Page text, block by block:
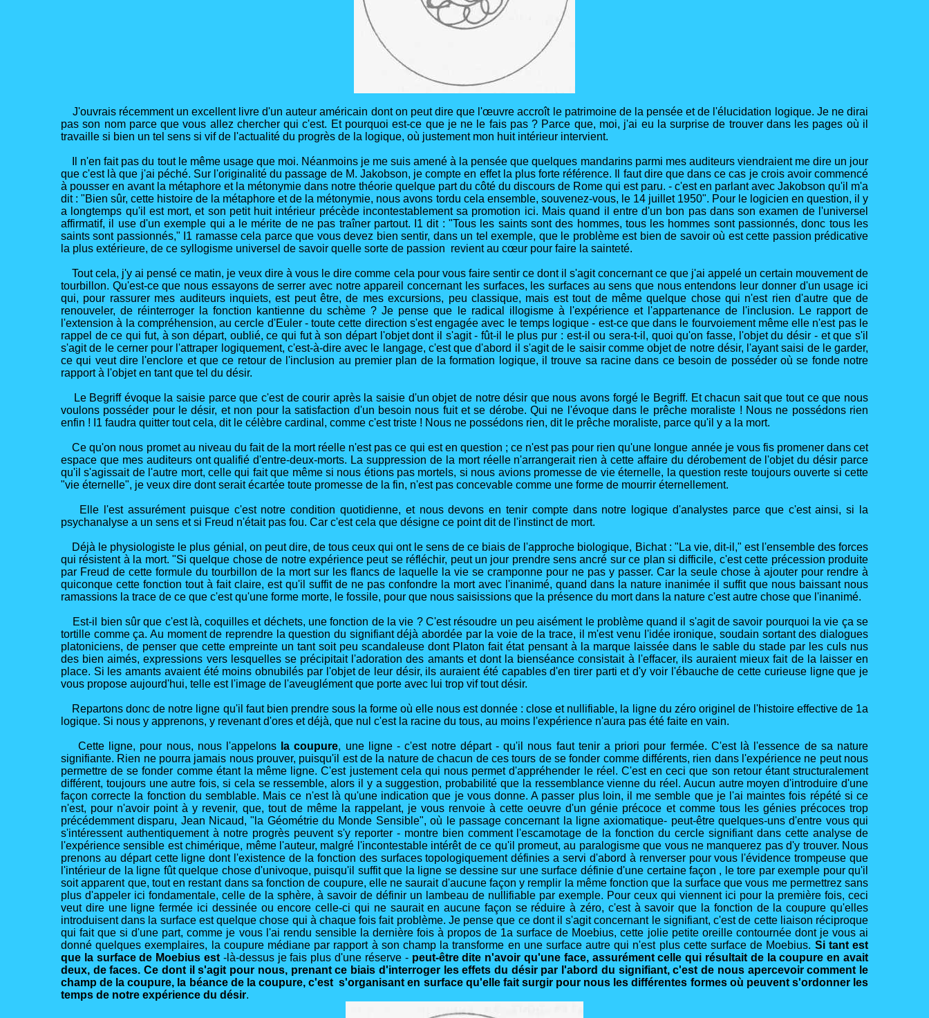
J'ouvrais récemment un excellent livre d'un auteur américain dont on peut dire que l'œuvre accroît le patrimoine de la pensée et de l'élucidation logique. Je ne dirai
pas son nom parce que vous allez chercher qui c'est. Et pourquoi est-ce que je ne le fais pas ? Parce que, moi, j'ai eu la surprise de trouver dans les pages où il
travaille si bien un tel sens si vif de l'actualité du progrès de la logique, où justement mon huit intérieur intervient.
Il n'en fait pas du tout le même usage que moi. Néanmoins je me suis amené à la pensée que quelques mandarins parmi mes auditeurs viendraient me dire un jour
que c'est là que j'ai péché. Sur l'originalité du passage de M. Jakobson, je compte en effet la plus forte référence. Il faut dire que dans ce cas je crois avoir commencé
à pousser en avant la métaphore et la métonymie dans notre théorie quelque part du côté du discours de Rome qui est paru. - c'est en parlant avec Jakobson qu'il m'a
dit : "Bien sûr, cette histoire de la métaphore et de la métonymie, nous avons tordu cela ensemble, souvenez-vous, le 14 juillet 1950". Pour le logicien en question, il y
a longtemps qu'il est mort, et son petit huit intérieur précède incontestablement sa promotion ici. Mais quand il entre d'un bon pas dans son examen de l'universel
affirmatif, il use d'un exemple qui a le mérite de ne pas traîner partout. I1 dit : "Tous les saints sont des hommes, tous les hommes sont passionnés, donc tous les
saints sont passionnés," I1 ramasse cela parce que vous devez bien sentir, dans un tel exemple, que le problème est bien de savoir où est cette passion prédicative
la plus extérieure, de ce syllogisme universel de savoir quelle sorte de passion revient au cœur pour faire la sainteté.
Tout cela, j'y ai pensé ce matin, je veux dire à vous le dire comme cela pour vous faire sentir ce dont il s'agit concernant ce que j'ai appelé un certain mouvement de
tourbillon. Qu'est-ce que nous essayons de serrer avec notre appareil concernant les surfaces, les surfaces au sens que nous entendons leur donner d'un usage ici
qui, pour rassurer mes auditeurs inquiets, est peut être, de mes excursions, peu classique, mais est tout de même quelque chose qui n'est rien d'autre que de
renouveler, de réinterroger la fonction kantienne du schème ? Je pense que le radical illogisme à l'expérience et l'appartenance de l'inclusion. Le rapport de
l'extension à la compréhension, au cercle d'Euler - toute cette direction s'est engagée avec le temps logique - est-ce que dans le fourvoiement même elle n'est pas le
rappel de ce qui fut, à son départ, oublié, ce qui fut à son départ l'objet dont il s'agit - fût-il le plus pur : est-il ou sera-t-il, quoi qu'on fasse, l'objet du désir - et que s'il
s'agit de le cerner pour l'attraper logiquement, c'est-à-dire avec le langage, c'est que d'abord il s'agit de le saisir comme objet de notre désir, l'ayant saisi de le garder,
ce qui veut dire l'enclore et que ce retour de l'inclusion au premier plan de la formation logique, il trouve sa racine dans ce besoin de posséder où se fonde notre
rapport à l'objet en tant que tel du désir.
Le Begriff évoque la saisie parce que c'est de courir après la saisie d'un objet de notre désir que nous avons forgé le Begriff. Et chacun sait que tout ce que nous
voulons posséder pour le désir, et non pour la satisfaction d'un besoin nous fuit et se dérobe. Qui ne l'évoque dans le prêche moraliste ! Nous ne possédons rien
enfin ! I1 faudra quitter tout cela, dit le célèbre cardinal, comme c'est triste ! Nous ne possédons rien, dit le prêche moraliste, parce qu'il y a la mort.
Ce qu'on nous promet au niveau du fait de la mort réelle n'est pas ce qui est en question ; ce n'est pas pour rien qu'une longue année je vous fis promener dans cet
espace que mes auditeurs ont qualifié d'entre-deux-morts. La suppression de la mort réelle n'arrangerait rien à cette affaire du dérobement de l'objet du désir parce
qu'il s'agissait de l'autre mort, celle qui fait que même si nous étions pas mortels, si nous avions promesse de vie éternelle, la question reste toujours ouverte si cette
"vie éternelle", je veux dire dont serait écartée toute promesse de la fin, n'est pas concevable comme une forme de mourrir éternellement.
Elle l'est assurément puisque c'est notre condition quotidienne, et nous devons en tenir compte dans notre logique d'analystes parce que c'est ainsi, si la
psychanalyse a un sens et si Freud n'était pas fou. Car c'est cela que désigne ce point dit de l'instinct de mort.
Déjà le physiologiste le plus génial, on peut dire, de tous ceux qui ont le sens de ce biais de l'approche biologique, Bichat : "La vie, dit-il," est l'ensemble des forces
qui résistent à la mort. "Si quelque chose de notre expérience peut se réfléchir, peut un jour prendre sens ancré sur ce plan si difficile, c'est cette précession produite
par Freud de cette formule du tourbillon de la mort sur les flancs de laquelle la vie se cramponne pour ne pas y passer. Car la seule chose à ajouter pour rendre à
quiconque cette fonction tout à fait claire, est qu'il suffit de ne pas confondre la mort avec l'inanimé, quand dans la nature inanimée il suffit que nous baissant nous
ramassions la trace de ce que c'est qu'une forme morte, le fossile, pour que nous saisissions que la présence du mort dans la nature c'est autre chose que l'inanimé.
Est-il bien sûr que c'est là, coquilles et déchets, une fonction de la vie ? C'est résoudre un peu aisément le problème quand il s'agit de savoir pourquoi la vie ça se
tortille comme ça. Au moment de reprendre la question du signifiant déjà abordée par la voie de la trace, il m'est venu l'idée ironique, soudain sortant des dialogues
platoniciens, de penser que cette empreinte un tant soit peu scandaleuse dont Platon fait état pensant à la marque laissée dans le sable du stade par les culs nus
des bien aimés, expressions vers lesquelles se précipitait l'adoration des amants et dont la bienséance consistait à l'effacer, ils auraient mieux fait de la laisser en
place. Si les amants avaient été moins obnubilés par l'objet de leur désir, ils auraient été capables d'en tirer parti et d'y voir l'ébauche de cette curieuse ligne que je
vous propose aujourd'hui, telle est l'image de l'aveuglément que porte avec lui trop vif tout désir.
Repartons donc de notre ligne qu'il faut bien prendre sous la forme où elle nous est donnée : close et nullifiable, la ligne du zéro originel de l'histoire effective de 1a
logique. Si nous y apprenons, y revenant d'ores et déjà, que nul c'est la racine du tous, au moins l'expérience n'aura pas été faite en vain.
Cette ligne, pour nous, nous l'appelons la coupure, une ligne - c'est notre départ - qu'il nous faut tenir a priori pour fermée. C'est là l'essence de sa nature
signifiante. Rien ne pourra jamais nous prouver, puisqu'il est de la nature de chacun de ces tours de se fonder comme différents, rien dans l'expérience ne peut nous
permettre de se fonder comme étant la même ligne. C'est justement cela qui nous permet d'appréhender le réel. C'est en ceci que son retour étant structuralement
différent, toujours une autre fois, si cela se ressemble, alors il y a suggestion, probabilité que la ressemblance vienne du réel. Aucun autre moyen d'introduire d'une
façon correcte la fonction du semblable. Mais ce n'est là qu'une indication que je vous donne. A passer plus loin, il me semble que je l'ai maintes fois répété si ce
n'est, pour n'avoir point à y revenir, que, tout de même la rappelant, je vous renvoie à cette oeuvre d'un génie précoce et comme tous les génies précoces trop
précédemment disparu, Jean Nicaud, "la Géométrie du Monde Sensible", où le passage concernant la ligne axiomatique- peut-être quelques-uns d'entre vous qui
s'intéressent authentiquement à notre progrès peuvent s'y reporter - montre bien comment l'escamotage de la fonction du cercle signifiant dans cette analyse de
l'expérience sensible est chimérique, même l'auteur, malgré l'incontestable intérêt de ce qu'il promeut, au paralogisme que vous ne manquerez pas d'y trouver. Nous
prenons au départ cette ligne dont l'existence de la fonction des surfaces topologiquement définies a servi d'abord à renverser pour vous l'évidence trompeuse que
l'intérieur de la ligne fût quelque chose d'univoque, puisqu'il suffit que la ligne se dessine sur une surface définie d'une certaine façon , le tore par exemple pour qu'il
soit apparent que, tout en restant dans sa fonction de coupure, elle ne saurait d'aucune façon y remplir la même fonction que la surface que vous me permettrez sans
plus d'appeler ici fondamentale, celle de la sphère, à savoir de définir un lambeau de nullifiable par exemple. Pour ceux qui viennent ici pour la première fois, ceci
veut dire une ligne fermée ici dessinée ou encore celle-ci qui ne saurait en aucune façon se réduire à zéro, c'est à savoir que la fonction de la coupure qu'elles
introduisent dans la surface est quelque chose qui à chaque fois fait problème. Je pense que ce dont il s'agit concernant le signifiant, c'est de cette liaison réciproque
qui fait que si d'une part, comme je vous l'ai rendu sensible la dernière fois à propos de 1a surface de Moebius, cette jolie petite oreille contournée dont je vous ai
donné quelques exemplaires, la coupure médiane par rapport à son champ la transforme en une surface autre qui n'est plus cette surface de Moebius. Si tant est
que la surface de Moebius est -là-dessus je fais plus d'une réserve - peut-être dite n'avoir qu'une face, assurément celle qui résultait de la coupure en avait
deux, de faces. Ce dont il s'agit pour nous, prenant ce biais d'interroger les effets du désir par l'abord du signifiant, c'est de nous apercevoir comment le
champ de la coupure, la béance de la coupure, c'est s'organisant en surface qu'elle fait surgir pour nous les différentes formes où peuvent s'ordonner les
temps de notre expérience du désir.